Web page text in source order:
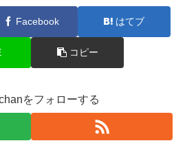
Facebook はてブ
コピー
をフォローする